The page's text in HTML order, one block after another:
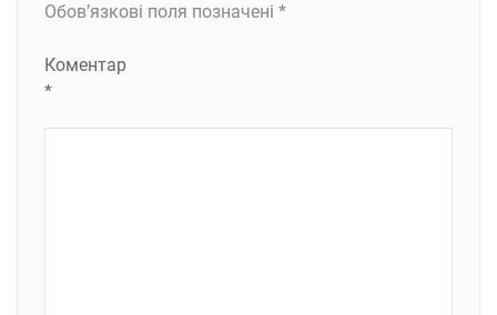
Обов’язкові поля позначені *
Коментар
*